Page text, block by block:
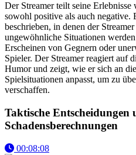
Der Streamer teilt seine Erlebnisse
sowohl positive als auch negative.
beschrieben, in denen der
ungewöhnliche Situationen
Erscheinen von Gegnern oder
Spieler. Der Streamer reagiert auf
Humor und zeigt, wie er sich an
Spielsituationen anpasst, um zu
verschaffen.
Taktische Entscheidungen
Schadensberechnungen
00:08:08